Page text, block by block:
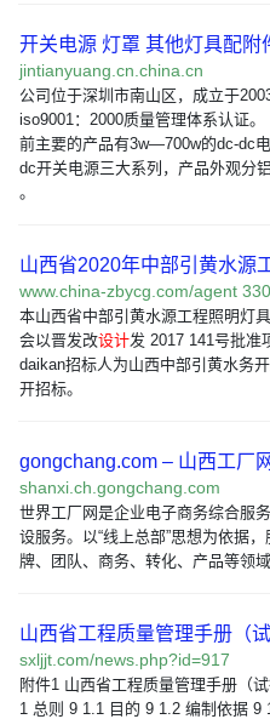
开关电源 灯罩 其他灯具配
jintianyuang.cn.china.cn
公司位于深圳市南山区，成立于
iso9001：2000质量管理体系认证
前主要的产品有3w—700w的dc-dc
dc开关电源三大系列，产品外观分
。
山西省2020年中部引黄水源
www.china-zbycg.com/agent
本山西省中部引黄水源工程照明灯
会以晋发改设计发 2017 141号批准
daikan招标人为山西中部引黄水务
开招标。
gongchang.com – 山西工厂网
shanxi.ch.gongchang.com
世界工厂网是企业电子商务综合服
设服务。以“线上总部”思想为依据
牌、团队、商务、转化、产品等领域
山西省工程质量管理手册（
sxljjt.com/news.php?id=917
附件1 山西省工程质量管理手册（
1 总则 9 1.1 目的 9 1.2 编制依据